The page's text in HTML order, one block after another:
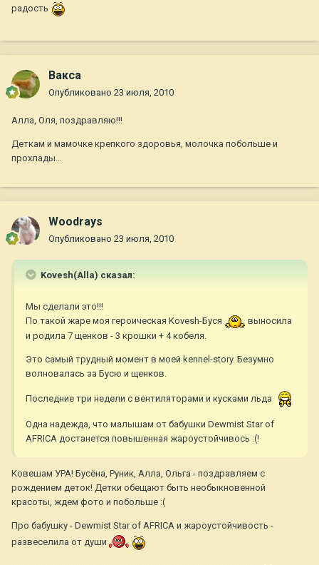
радость
Вакса
Опубликовано 23 июля, 2010
Алла, Оля, поздравляю!!!
Деткам и мамочке крепкого здоровья, молочка побольше и
прохлады...
Woodrays
Опубликовано 23 июля, 2010
Kovesh(Alla) сказал:
Мы сделали это!!!
По такой жаре моя героическая Kovesh-Буся
выносила
и родила 7 щенков - 3 крошки + 4 кобеля.
Это самый трудный момент в моей kennel-story. Безумно
волновалась за Бусю и щенков.
Последние три недели с вентиляторами и кусками льда
Одна надежда, что малышам от бабушки Dewmist Star of
AFRICA достанется повышенная жароустойчивось :(!
Ковешам УРА! Бусёна, Руник, Алла, Ольга - поздравляем с
рождением деток! Детки обещают быть необыкновенной
красоты, ждем фото и побольше :(
Про бабушку - Dewmist Star of AFRICA и жароустойчивость -
развеселила от души